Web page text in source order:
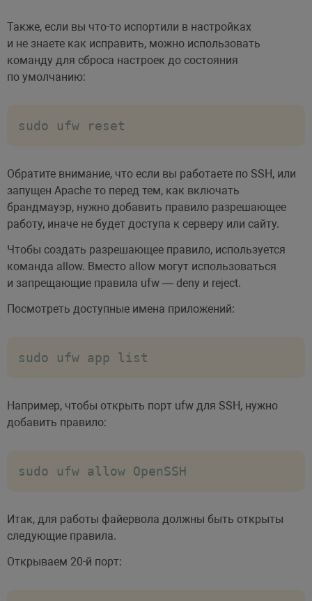
# минимальный порт
pasv_max_port=60000
# максимальный порт
# использовать порт 20 для передачи
connect_from_port_20=YES
Также, если вы что-то испортили в настройках
и не знаете как исправить, можно использовать
команду для сброса настроек до состояния
по умолчанию:
sudo ufw reset
Обратите внимание, что если вы работаете по SSH, или
запущен Apache то перед тем, как включать
брандмауэр, нужно добавить правило разрешающее
работу, иначе не будет доступа к серверу или сайту.
Чтобы создать разрешающее правило, используется
команда allow. Вместо allow могут использоваться
и запрещающие правила ufw — deny и reject.
Посмотреть доступные имена приложений:
sudo ufw app list
Например, чтобы открыть порт ufw для SSH, нужно
добавить правило:
sudo ufw allow OpenSSH
Итак, для работы файервола должны быть открыты
следующие правила.
Открываем 20-й порт: